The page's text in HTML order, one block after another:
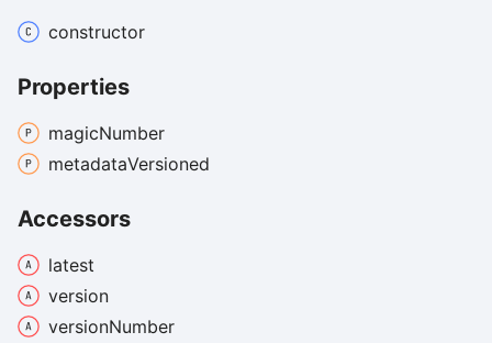
constructor
Properties
magicNumber
metadataVersioned
Accessors
latest
version
versionNumber